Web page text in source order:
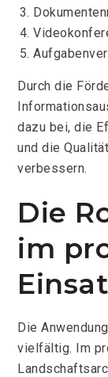
Durch die
dazu bei, die
und die
verbessern.
Die
im
Die
vielfältig. Im